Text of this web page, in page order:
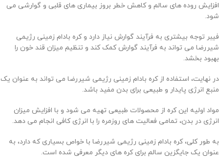
افزایش روده های سالم و کاهش خطر بروز بیماری های قلبی و گوارشی می
شود.
فیبر توجه بیشتری به فرآیند گوارش نیاز دارد و کره بادام زمینی رژیمی
شیررضا می تواند به فرآیند گوارش کمک کند و تنظیم میزان قند خون را
بهبود بخشد.
در نهایت، استفاده از کره بادام زمینی رژیمی شیررضا می تواند به عنوان یک
منبع انرژی پایدار و طبیعی برای بدن مفید باشد.
مواد اولیه این کره از محصولات طبیعی تهیه می شود و با افزایش میزان
انرژی در بدن، تمامی فعالیت های روزمره را با انرژی کافی انجام می دهد.
به طور کلی، کره بادام زمینی رژیمی شیررضا با خواص بسیاری که دارد، به
عنوان یک جایگزین سالم برای کره های دیگر معرفی شده است.